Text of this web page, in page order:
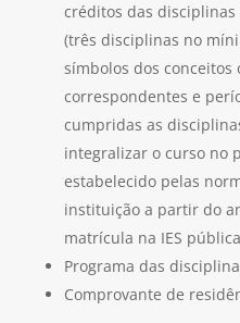
créditos das disciplinas
(três disciplinas no
símbolos dos conceitos
correspondentes e
cumpridas as
integralizar o curso no
estabelecido pelas
instituição a partir do
matrícula na IES
Programa das
Comprovante de